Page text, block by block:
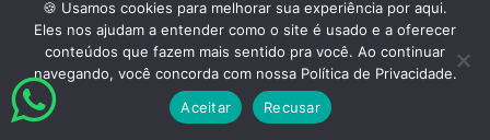
Em 2024, marcamos presença em mais uma
edição da feira
WTM Latin America
🍪 Usamos cookies para melhorar sua experiência por aqui.
Eles nos ajudam a entender como o site é usado e a oferecer
conteúdos que fazem mais sentido pra você. Ao continuar
navegando, você concorda com nossa Política de Privacidade.
Aceitar
Recusar